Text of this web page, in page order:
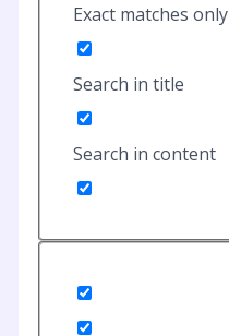
Exact matches only
Search in title
Search in content